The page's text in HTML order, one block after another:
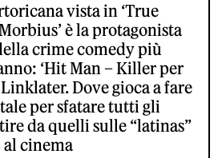
vista in ‘True
è la protagonista
crime comedy più
‘Hit Man – Killer per
Dove gioca a fare
per sfatare tutti gli
da quelli sulle “latinas”
al cinema